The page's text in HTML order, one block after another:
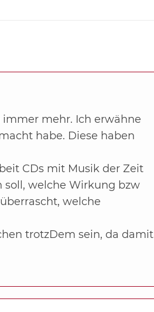
mehr. Ich erwähne
habe. Diese haben
CDs mit Musik der Zeit
soll, welche Wirkung bzw
welche
trotzDem sein, da damit